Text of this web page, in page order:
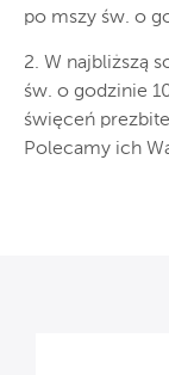
po mszy św. o
2. W najbliższą
św. o godzinie
święceń
Polecamy ich